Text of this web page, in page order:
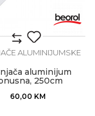
ALUMINIJUMSKE
aluminijum
250cm
60,00 KM